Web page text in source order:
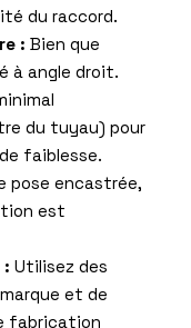
du raccord.
: Bien que
à angle droit.
du tuyau) pour
faiblesse.
pose encastrée,
est
: Utilisez des
et de
fabrication